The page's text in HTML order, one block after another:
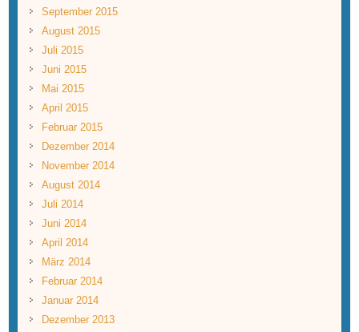
September 2015
August 2015
Juli 2015
Juni 2015
Mai 2015
April 2015
Februar 2015
Dezember 2014
November 2014
August 2014
Juli 2014
Juni 2014
April 2014
März 2014
Februar 2014
Januar 2014
Dezember 2013